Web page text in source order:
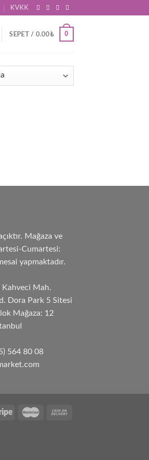
KVKK
SEPET / 0.00₺ 0
Mağaza ve
Cumartesi:
yapmaktadır.
Kahveci Mah.
Dora Park 5 Sitesi
Mağaza: 12
564 80 08